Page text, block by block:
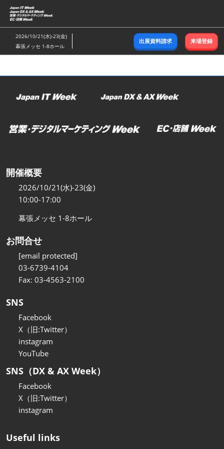
ス
キ
ッ
し
2026/10/21(水)-23(金)
幕張メッセ 1-8ホール
出展資料請求 来場登録
開催概要
2026/10/21(水)-23(金)
10:00-17:00
幕張メッセ 1-8ホール
お問合せ
[email protected]
03-6739-4104
Fax: 03-4563-2100
SNS
Facebook
X（旧:Twitter）
instagram
YouTube
SNS（DX & AX Week）
Facebook
X（旧:Twitter）
instagram
Useful links